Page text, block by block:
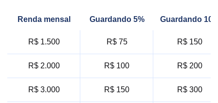
Renda mensal Guardando 5% Guardando
R$ 1.500 R$ 75 R$ 150
R$ 2.000 R$ 100 R$ 200
R$ 3.000 R$ 150 R$ 300